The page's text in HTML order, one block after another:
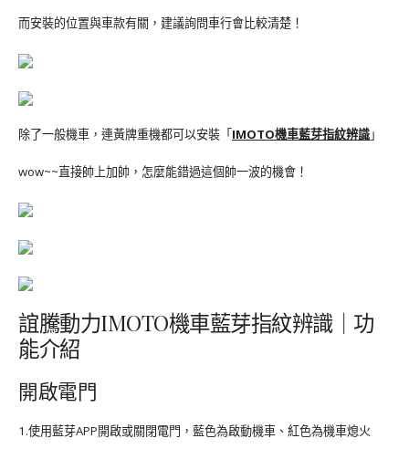
而安裝的位置與車款有關，建議詢問車行會比較清楚！
除了一般機車，連黃牌重機都可以安裝「IMOTO機車藍芽指紋辨識」
wow~~直接帥上加帥，怎麼能錯過這個帥一波的機會！
誼騰動力IMOTO機車藍芽指紋辨識｜功
能介紹
開啟電門
1.使用藍芽APP開啟或關閉電門，藍色為啟動機車、紅色為機車熄火